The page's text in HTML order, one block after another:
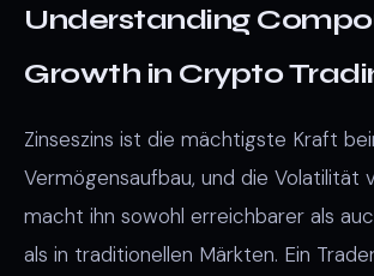
Understanding
Growth in Crypto
Zinseszins ist die mächtigste Kraft
Vermögensaufbau, und die Volatilität
macht ihn sowohl erreichbarer als
als in traditionellen Märkten. Ein